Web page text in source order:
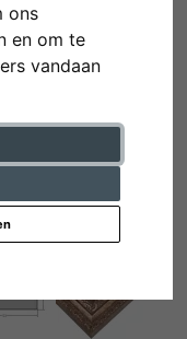
ons
en om te
vandaan